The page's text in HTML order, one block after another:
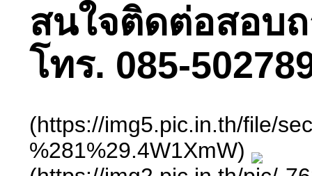
สนใจติดต่อสอบ
โทร. 085-
(https://img5.pic.in.th/file/
%281%29.4W1XmW)